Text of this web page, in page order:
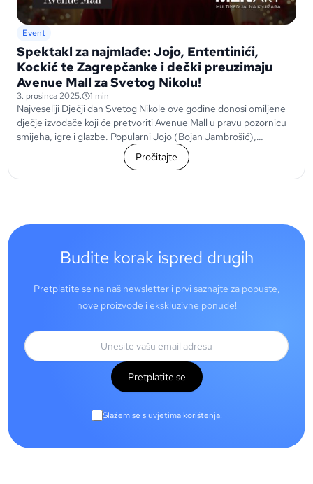
Event
Spektakl za najmlađe: Jojo, Ententinići,
Kockić te Zagrepčanke i dečki preuzimaju
Avenue Mall za Svetog Nikolu!
3. prosinca 2025. 1 min
Najveseliji Dječji dan Svetog Nikole ove godine donosi omiljene
dječje izvođače koji će pretvoriti Avenue Mall u pravu pozornicu
smijeha, igre i glazbe. Popularni Jojo (Bojan Jambrošić),
Ententinići – Ena, Ten, Tina...Pročitajte
Budite korak ispred drugih
Pretplatite se na naš newsletter i prvi saznajte za popuste,
nove proizvode i ekskluzivne ponude!
Pretplatite se
Slažem se s uvjetima korištenja.